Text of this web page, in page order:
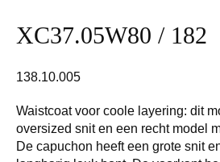
XC37.05W80 / 182
138.10.005
Waistcoat voor coole layering: dit
oversized snit en een recht model
De capuchon heeft een grote snit